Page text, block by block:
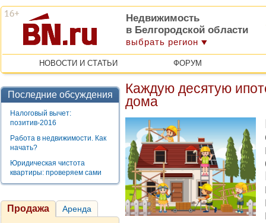
Недвижимость
в Белгородской области
выбрать регион
НОВОСТИ И СТАТЬИ ФОРУМ
Последние обсуждения
Налоговый вычет:
позитив-2016
Работа в недвижимости. Как
начать?
Юридическая чистота
квартиры: проверяем сами
Продажа Аренда
Каждую десятую
дома